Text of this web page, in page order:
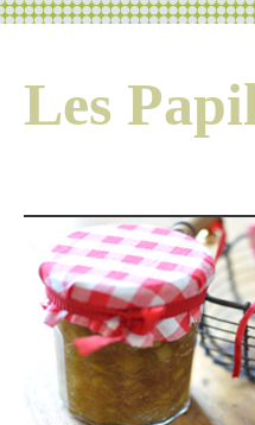
Les